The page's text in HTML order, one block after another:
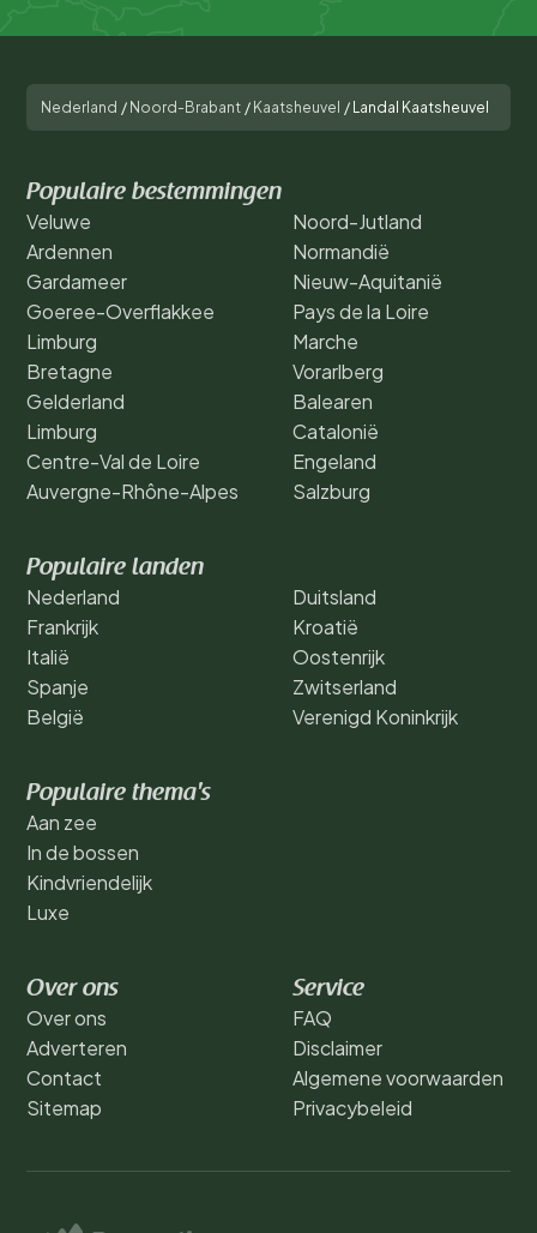
Nederland / Noord-Brabant / Kaatsheuvel / Landal Kaatsheuvel
Populaire bestemmingen
Veluwe
Ardennen
Gardameer
Goeree-Overflakkee
Limburg
Bretagne
Gelderland
Limburg
Centre-Val de Loire
Auvergne-Rhône-Alpes
Noord-Jutland
Normandië
Nieuw-Aquitanië
Pays de la Loire
Marche
Vorarlberg
Balearen
Catalonië
Engeland
Salzburg
Populaire landen
Nederland
Frankrijk
Italië
Spanje
België
Duitsland
Kroatië
Oostenrijk
Zwitserland
Verenigd Koninkrijk
Populaire thema's
Aan zee
In de bossen
Kindvriendelijk
Luxe
Over ons
Over ons
Adverteren
Contact
Sitemap
Service
FAQ
Disclaimer
Algemene voorwaarden
Privacybeleid